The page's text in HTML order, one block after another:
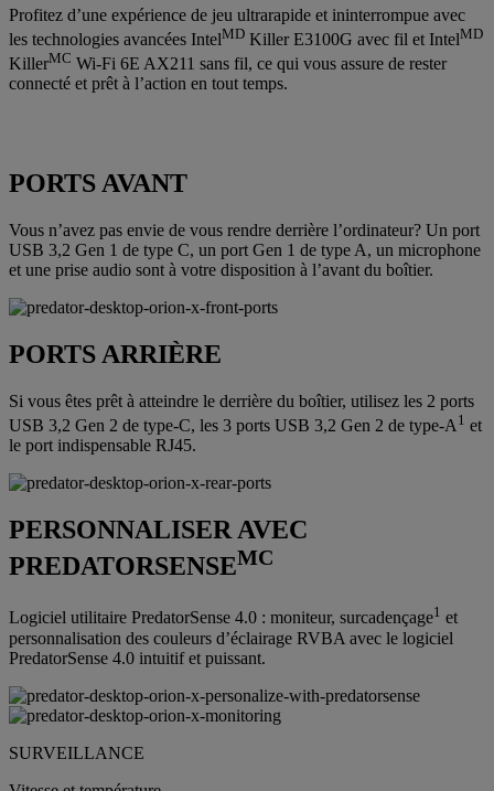
Profitez d’une expérience de jeu ultrarapide et ininterrompue avec
les technologies avancées IntelMD Killer E3100G avec fil et IntelMD
KillerMC Wi-Fi 6E AX211 sans fil, ce qui vous assure de rester
connecté et prêt à l’action en tout temps.
PORTS AVANT
Vous n’avez pas envie de vous rendre derrière l’ordinateur? Un port
USB 3,2 Gen 1 de type C, un port Gen 1 de type A, un microphone
et une prise audio sont à votre disposition à l’avant du boîtier.
PORTS ARRIÈRE
Si vous êtes prêt à atteindre le derrière du boîtier, utilisez les 2 ports
USB 3,2 Gen 2 de type-C, les 3 ports USB 3,2 Gen 2 de type-A1 et
le port indispensable RJ45.
PERSONNALISER AVEC
PREDATORSENSEMC
Logiciel utilitaire PredatorSense 4.0 : moniteur, surcadençage1 et
personnalisation des couleurs d’éclairage RVBA avec le logiciel
PredatorSense 4.0 intuitif et puissant.
SURVEILLANCE